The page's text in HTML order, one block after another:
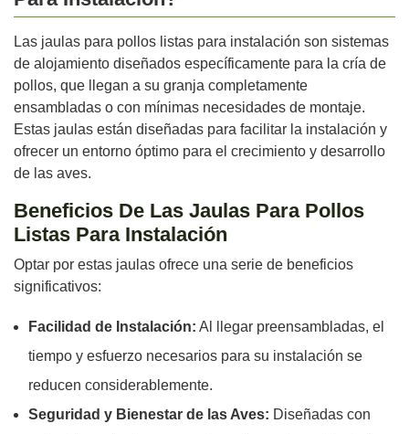
Las jaulas para pollos listas para instalación son sistemas
de alojamiento diseñados específicamente para la cría de
pollos, que llegan a su granja completamente
ensambladas o con mínimas necesidades de montaje.
Estas jaulas están diseñadas para facilitar la instalación y
ofrecer un entorno óptimo para el crecimiento y desarrollo
de las aves.
Beneficios De Las Jaulas Para Pollos
Listas Para Instalación
Optar por estas jaulas ofrece una serie de beneficios
significativos:
Facilidad de Instalación: Al llegar preensambladas, el
tiempo y esfuerzo necesarios para su instalación se
reducen considerablemente.
Seguridad y Bienestar de las Aves: Diseñadas con